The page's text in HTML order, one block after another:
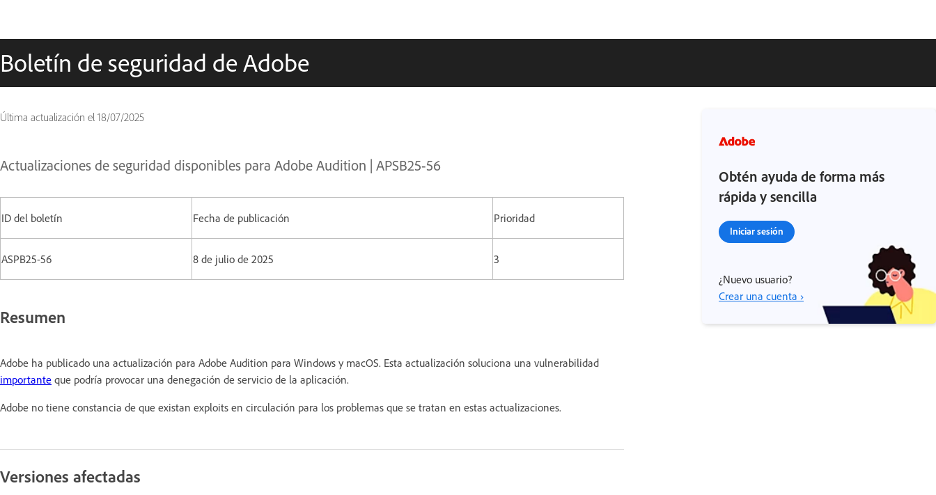
Boletín de seguridad de Adobe
Última actualización el 18/07/2025
Actualizaciones de seguridad disponibles para Adobe Audition | APSB25-56
ID del boletín Fecha de publicación Prioridad
ASPB25-56 8 de julio de 2025 3
Resumen
Adobe ha publicado una actualización para Adobe Audition para Windows y macOS. Esta actualización soluciona una vulnerabilidad
importante que podría provocar una denegación de servicio de la aplicación.
Adobe no tiene constancia de que existan exploits en circulación para los problemas que se tratan en estas actualizaciones.
Versiones afectadas
Obtén ayuda de forma más
rápida y sencilla
Iniciar sesión
¿Nuevo usuario?
Crear una cuenta ›